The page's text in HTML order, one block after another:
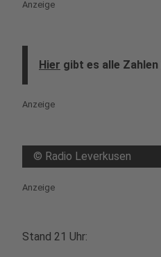
Anzeige
Hier gibt es alle Zahlen
Anzeige
© Radio Leverkusen
Anzeige
Stand 21 Uhr: